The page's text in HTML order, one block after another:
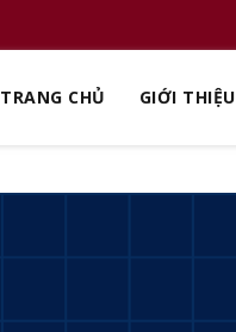
TRANG CHỦ GIỚI THIỆU